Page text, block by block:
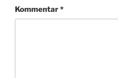
Kommentar*